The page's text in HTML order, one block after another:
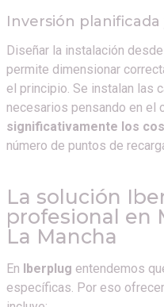
Inversión
Diseñar la instalación
permite dimensionar
el principio. Se instalan las
necesarios pensando en el
significativamente los
número de puntos de
La solución
profesional en
La Mancha
En Iberplug entendemos
específicas. Por eso